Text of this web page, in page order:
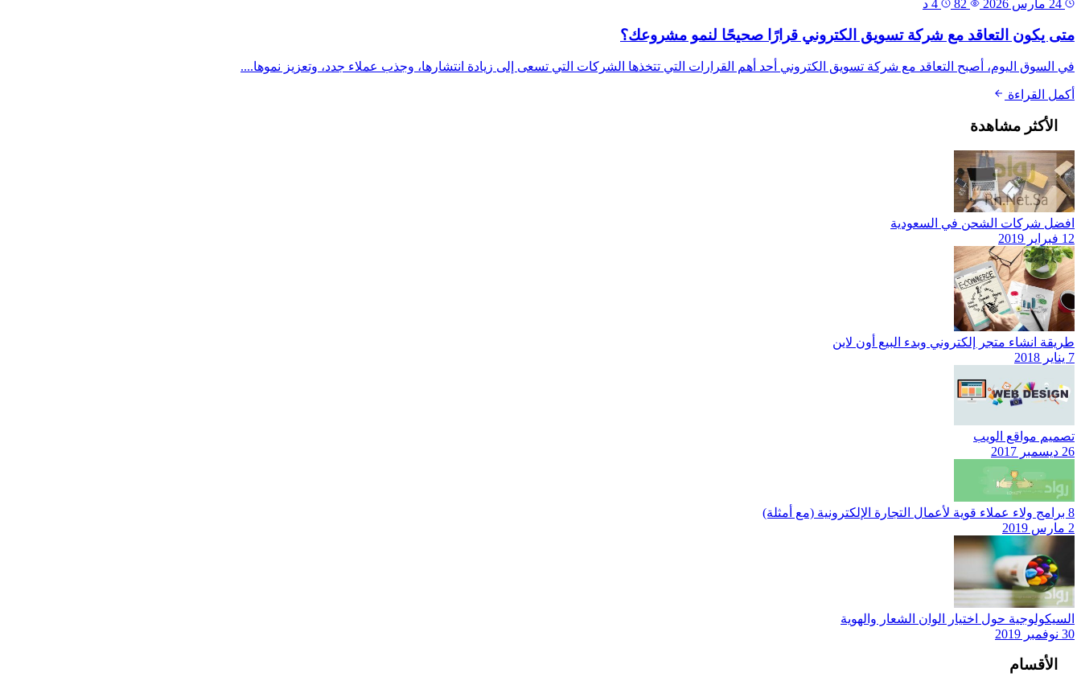
متى يكون التعاقد مع شركة تسويق الكتروني قرارًا صحيحًا لنمو مشروعك؟
في السوق اليوم، أصبح التعاقد مع شركة تسويق الكتروني أحد أهم القرارات التي تتخذها الشركات التي تسعى إلى زيادة انتشارها، وجذب عملاء جدد، وتعزيز نموها....
أكمل القراءة
الأكثر مشاهدة
افضل شركات الشحن في السعودية
12 فبراير 2019
طريقة انشاء متجر إلكتروني وبدء البيع أون لاين
7 يناير 2018
تصميم مواقع الويب
26 ديسمبر 2017
8 برامج ولاء عملاء قوية لأعمال التجارة الإلكترونية (مع أمثلة)
2 مارس 2019
السيكولوجية حول اختيار الوان الشعار والهوية
30 نوفمبر 2019
الأقسام